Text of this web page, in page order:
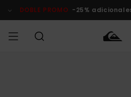
del
DOBLE PROMO -25%